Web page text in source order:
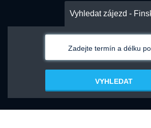
Vyhledat zájezd -
Zadejte termín a délku
VYHLEDAT